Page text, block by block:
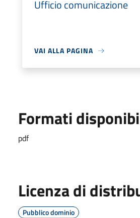
Ufficio comunicazione
VAI ALLA PAGINA
Formati
pdf
Licenza di
Pubblico dominio